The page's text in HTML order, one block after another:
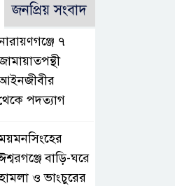
জনপ্রিয় সংবাদ
৭
পদত্যাগ
বাড়ি-ঘরে
ও ভাংচুরের